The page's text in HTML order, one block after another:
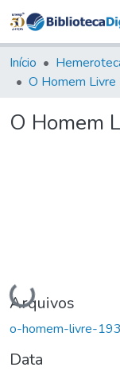
Início
O Homem Livre
O Homem
Carregando...
Arquivos
o-homem-livre-
Data